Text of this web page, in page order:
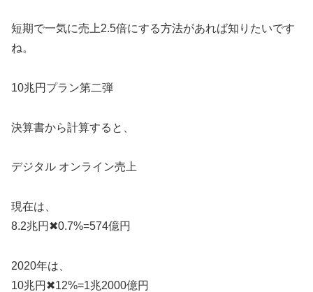
短期で一気に売上2.5倍にする方法があれば知りたいです
ね。
10兆円プラン第二弾
決算書から計算すると、
デジタル オンライン売上
現在は、
8.2兆円✖︎0.7%=574億円
2020年は、
10兆円✖︎12%=1兆2000億円